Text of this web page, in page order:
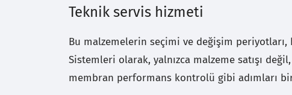
Teknik servis hizmeti
Bu malzemelerin seçimi ve değişim
Sistemleri olarak, yalnızca malzeme satışı
membran performans kontrolü gibi adımları